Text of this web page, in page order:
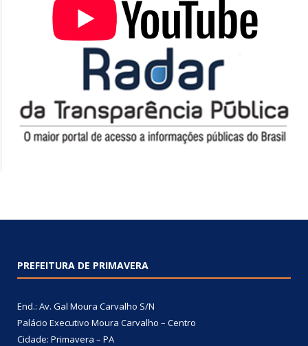
PREFEITURA DE PRIMAVERA
End.: Av. Gal Moura Carvalho S/N
Palácio Executivo Moura Carvalho – Centro
Cidade: Primavera – PA